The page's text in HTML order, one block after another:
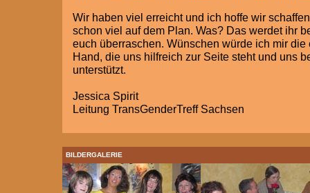
Wir haben viel erreicht und ich hoffe wir
schon viel auf dem Plan. Was? Das werdet ihr
euch überraschen. Wünschen würde ich mir
Hand, die uns hilfreich zur Seite steht und uns
unterstützt.
Jessica Spirit
Leitung TransGenderTreff Sachsen
BILDERGALERIE